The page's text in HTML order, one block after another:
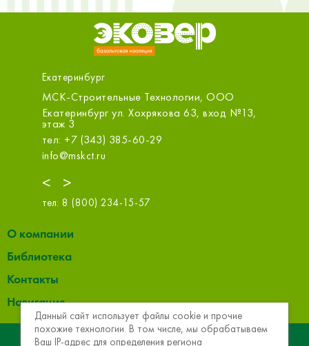
Екатеринбург
<
Технологии, ООО
ул. Хохрякова 63, вход №13,
385-60-29
ОБИ (Карнавал)
Екатеринбург ул.
>
тел: 8 (800) 234-15-57
О компании
Библиотека
Контакты
Навигация
© 2013 - 2026 Эковер. Базальтовая теплоизоляция и
Данный сайт использует файлы cookie и прочие
похожие технологии. В том числе, мы обрабатываем
Ваш IP-адрес для определения региона